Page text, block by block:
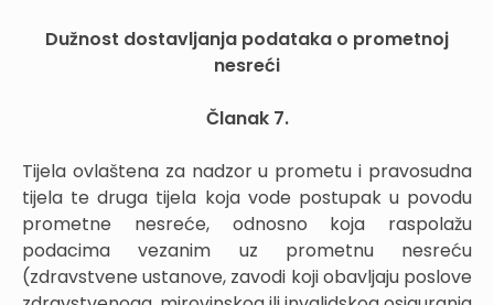
Dužnost dostavljanja podataka o prometnoj
nesreći
Članak 7.
Tijela ovlaštena za nadzor u prometu i pravosudna
tijela te druga tijela koja vode postupak u povodu
prometne nesreće, odnosno koja raspolažu
podacima vezanim uz prometnu nesreću
(zdravstvene ustanove, zavodi koji obavljaju poslove